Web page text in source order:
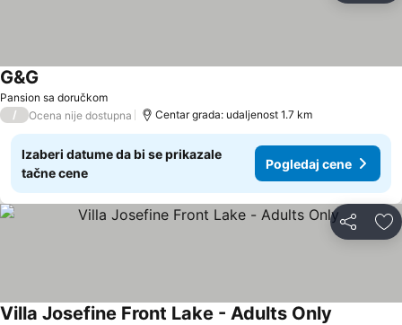
Pansion sa doručkom
G&G
/ Ocena nije dostupna Centar grada: udaljenost 1.7 km
Izaberi datume da bi se prikazale
tačne cene
Pogledaj cene
Deli
Villa Josefine Front Lake - Adults Only